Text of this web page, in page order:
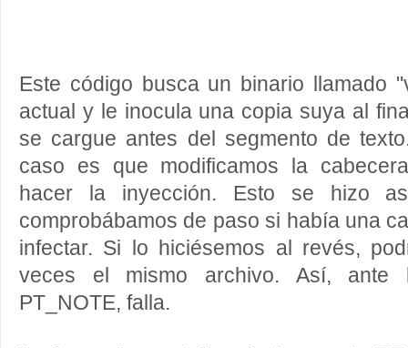
Este código busca un binario llamado
actual y le inocula una copia suya al
se cargue antes del segmento de
caso es que modificamos la
hacer la inyección. Esto se hizo
comprobábamos de paso si había una
infectar. Si lo hiciésemos al revés,
veces el mismo archivo. Así, ante
PT_NOTE, falla.